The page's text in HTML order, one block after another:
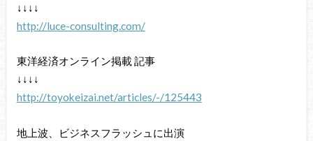
↓↓↓↓
http://luce-consulting.com/
東洋経済オンライン掲載 記事
↓↓↓↓
http://toyokeizai.net/articles/-/125443
地上波、ビジネスフラッシュに出演